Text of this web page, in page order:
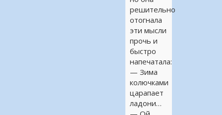
решительно
отогнала
эти мысли
прочь и
быстро
напечатала:
— Зима
колючками
царапает
ладони…